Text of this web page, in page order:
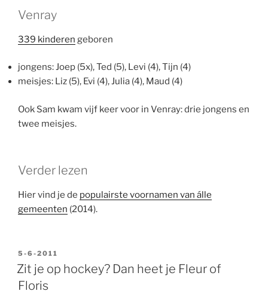
Venray
339 kinderen geboren
jongens: Joep (5x), Ted (5), Levi (4), Tijn (4)
meisjes: Liz (5), Evi (4), Julia (4), Maud (4)
Ook Sam kwam vijf keer voor in Venray: drie jongens en
twee meisjes.
Verder lezen
Hier vind je de populairste voornamen van álle
gemeenten (2014).
GEPLAATST
OP
5-6-2011
Zit je op hockey? Dan heet je Fleur of
Floris